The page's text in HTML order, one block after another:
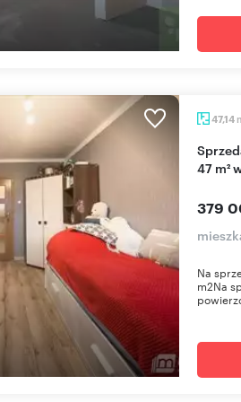
47,14
Sprzedam funkcjonalne 2-pokojowe mieszkanie
47 m²
379
Na
m2Na